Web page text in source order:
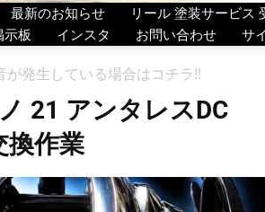
最新のお知らせ リール 塗装サービス
示板 インスタ お問い合わせ サ
が発生している場合はコチラ!!
21 アンタレスDC
換作業